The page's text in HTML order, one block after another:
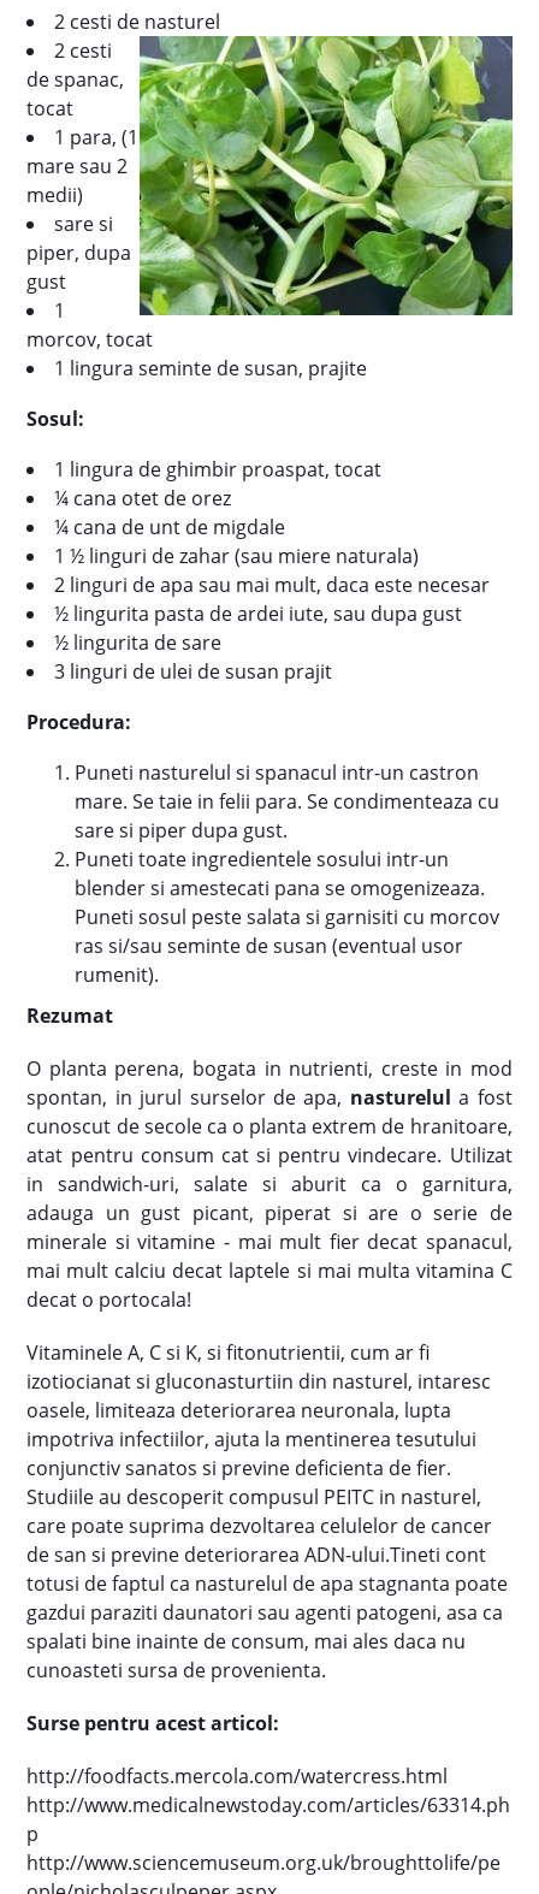
2 cesti de nasturel
2 cesti
de spanac,
tocat
1 para, (1
mare sau 2
medii)
sare si
piper, dupa
gust
1
morcov, tocat
1 lingura seminte de susan, prajite
Sosul:
1 lingura de ghimbir proaspat, tocat
¼ cana otet de orez
¼ cana de unt de migdale
1 ½ linguri de zahar (sau miere naturala)
2 linguri de apa sau mai mult, daca este necesar
½ lingurita pasta de ardei iute, sau dupa gust
½ lingurita de sare
3 linguri de ulei de susan prajit
Procedura:
Puneti nasturelul si spanacul intr-un castron
mare. Se taie in felii para. Se condimenteaza cu
sare si piper dupa gust.
Puneti toate ingredientele sosului intr-un
blender si amestecati pana se omogenizeaza.
Puneti sosul peste salata si garnisiti cu morcov
ras si/sau seminte de susan (eventual usor
rumenit).
Rezumat
O planta perena, bogata in nutrienti, creste in mod
spontan, in jurul surselor de apa, nasturelul a fost
cunoscut de secole ca o planta extrem de hranitoare,
atat pentru consum cat si pentru vindecare. Utilizat
in sandwich-uri, salate si aburit ca o garnitura,
adauga un gust picant, piperat si are o serie de
minerale si vitamine - mai mult fier decat spanacul,
mai mult calciu decat laptele si mai multa vitamina C
decat o portocala!
Vitaminele A, C si K, si fitonutrientii, cum ar fi
izotiocianat si gluconasturtiin din nasturel, intaresc
oasele, limiteaza deteriorarea neuronala, lupta
impotriva infectiilor, ajuta la mentinerea tesutului
conjunctiv sanatos si previne deficienta de fier.
Studiile au descoperit compusul PEITC in nasturel,
care poate suprima dezvoltarea celulelor de cancer
de san si previne deteriorarea ADN-ului.Tineti cont
totusi de faptul ca nasturelul de apa stagnanta poate
gazdui paraziti daunatori sau agenti patogeni, asa ca
spalati bine inainte de consum, mai ales daca nu
cunoasteti sursa de provenienta.
Surse pentru acest articol:
http://foodfacts.mercola.com/watercress.html
http://www.medicalnewstoday.com/articles/63314.ph
p
http://www.sciencemuseum.org.uk/broughttolife/pe